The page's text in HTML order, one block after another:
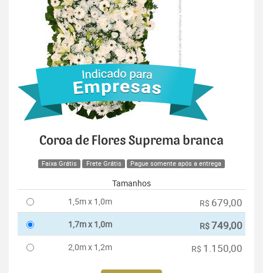
Coroa de Flores Suprema branca
Faixa Grátis Frete Grátis Pague somente após a entrega
Tamanhos
1,5m x 1,0m
R$ 679,00
1,7m x 1,0m R$749,00
2,0m x 1,2m R$ 1.150,00